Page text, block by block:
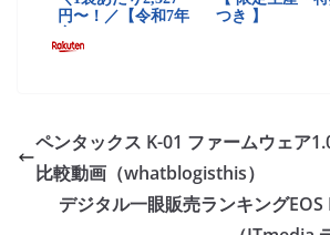
ペンタックス K-01 ファームウェア
比較動画（whatblogisthis）
デジタル一眼販売ランキング